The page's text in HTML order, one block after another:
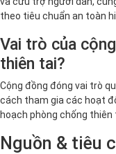
theo tiêu chuẩn an toàn
Vai trò của
thiên tai?
Cộng đồng đóng vai trò
cách tham gia các hoạt
hoạch phòng chống
Nguồn & tiêu